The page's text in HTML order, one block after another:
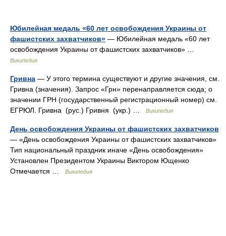
Юбилейная медаль «60 лет освобождения Украины от
фашистских захватчиков» — Юбилейная медаль «60 лет
освобождения Украины от фашистских захватчиков» …
Википедия
Гривна — У этого термина существуют и другие значения, см.
Гривна (значения). Запрос «Грн» перенаправляется сюда; о
значении ГРН (государственный регистрационный номер) см.
ЕГРЮЛ. Гривна (рус.) Гривня (укр.) …
Википедия
День освобождения Украины от фашистских захватчиков
— «День освобождения Украины от фашистских захватчиков»
Тип национальный праздник иначе «День освобождения»
Установлен Президентом Украины Виктором Ющенко
Отмечается …
Википедия